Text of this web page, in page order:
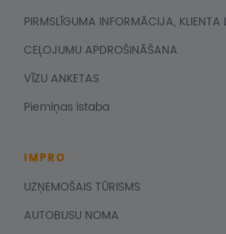
PIRMSLĪGUMA INFORMĀCIJA, KLIENTA
CEĻOJUMU APDROŠINĀŠANA
VĪZU ANKETAS
Piemiņas istaba
IMPRO
UZŅEMOŠAIS TŪRISMS
AUTOBUSU NOMA